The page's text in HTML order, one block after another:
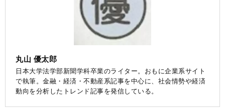
丸山 優太郎
日本大学法学部新聞学科卒業のライター。おもに企業系サイト
で執筆。金融・経済・不動産系記事を中心に、社会情勢や経済
動向を分析したトレンド記事を発信している。